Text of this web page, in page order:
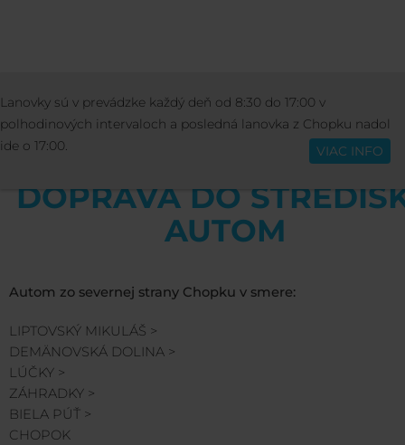
Slovenčina
INFORMÁCIE DOPRAVA DO JASNEJ
DO STREDISKA AUTOM
DOPRAVA DO
AUTOM
Autom zo severnej strany Chopku v smere:
LIPTOVSKÝ MIKULÁŠ >
DEMÄNOVSKÁ DOLINA >
LÚČKY >
ZÁHRADKY >
BIELA PÚŤ >
CHOPOK
Lanovky sú v prevádzke každý deň od 8:30 do 17:00 v
polhodinových intervaloch a posledná lanovka z Chopku nadol
ide o 17:00.
VIAC INFO